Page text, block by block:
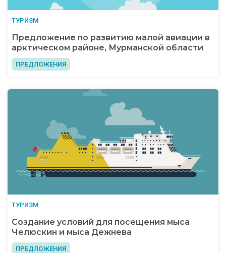
ТУРИЗМ
Предложение по развитию малой авиации в
арктическом районе, Мурманской области
ПРЕДЛОЖЕНИЯ
ТУРИЗМ
Создание условий для посещения мыса
Челюскин и мыса Дежнева
ПРЕДЛОЖЕНИЯ